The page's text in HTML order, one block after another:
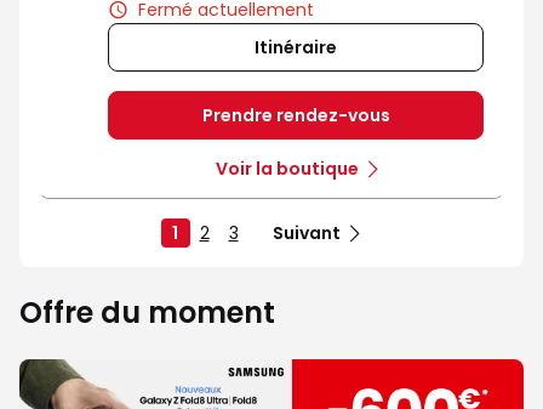
Fermé actuellement
Itinéraire
Prendre rendez-vous
Voir la boutique
1 2 3 Suivant
Offre du moment